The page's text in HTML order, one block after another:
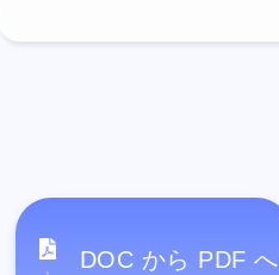
DOC から PDF へ